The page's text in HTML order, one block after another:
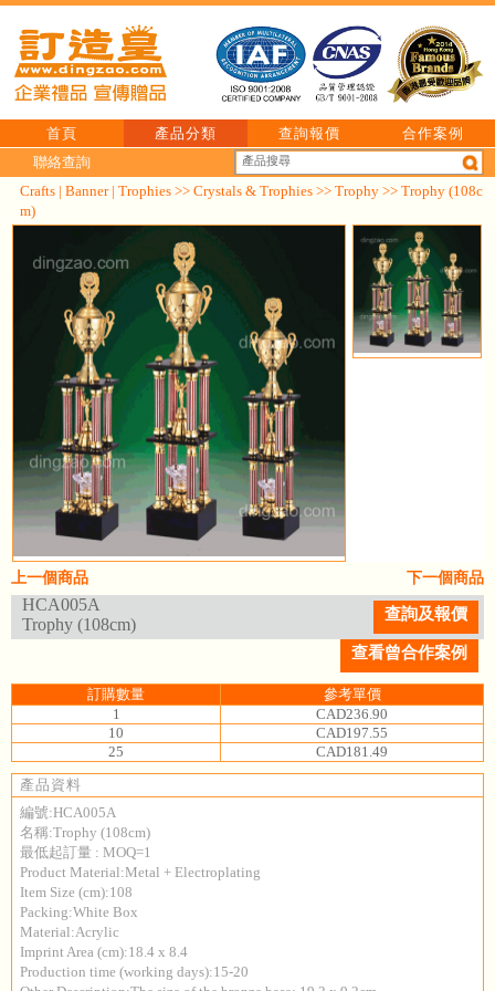
首頁 產品分類 查詢報價
合作案例
聯絡查詢
Crafts | Banner | Trophies >> Crystals & Trophies >> Trophy >> Trophy (108c
m)
下一個商品
上一個商品
HCA005A
Trophy (108cm)
查詢及報價
查看曾合作案例
訂購數量
參考單價
1
CAD236.90
10
CAD197.55
25
CAD181.49
產品資料
編號:HCA005A
名稱:Trophy (108cm)
最低起訂量 : MOQ=1
Product Material:Metal + Electroplating
Item Size (cm):108
Packing:White Box
Material:Acrylic
Imprint Area (cm):18.4 x 8.4
Production time (working days):15-20